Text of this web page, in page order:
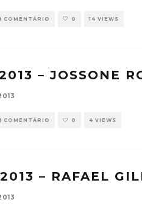
COMENTÁRIO 0 14 VIEWS
– JOSSONE
COMENTÁRIO 0 4 VIEWS
– RAFAEL